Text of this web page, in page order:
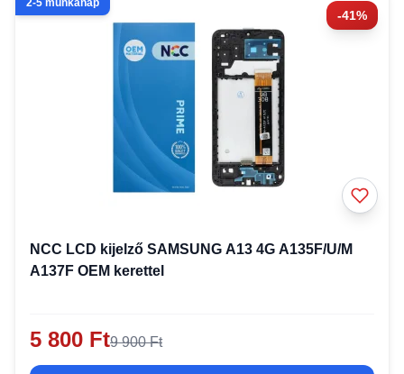
-41%
2-5 munkanap
NCC LCD kijelző SAMSUNG A13 4G A135F/U/M
A137F OEM kerettel
5 800 Ft9 900 Ft